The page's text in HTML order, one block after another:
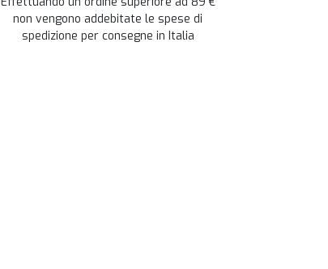
non vengono addebitate le spese di
spedizione per consegne in Italia